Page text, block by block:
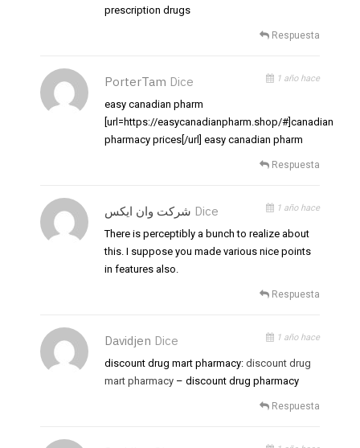
prescription drugs
Respuesta
PorterTam Dice 1 año hace
easy canadian pharm
[url=https://easycanadianpharm.shop/#]canadian
pharmacy prices[/url] easy canadian pharm
Respuesta
شرکت وان ایکس Dice 1 año hace
There is perceptibly a bunch to realize about
this. I suppose you made various nice points
in features also.
Respuesta
Davidjen Dice 1 año hace
discount drug mart pharmacy: discount drug
mart pharmacy – discount drug pharmacy
Respuesta